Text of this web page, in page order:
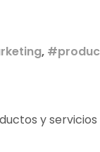
,
y